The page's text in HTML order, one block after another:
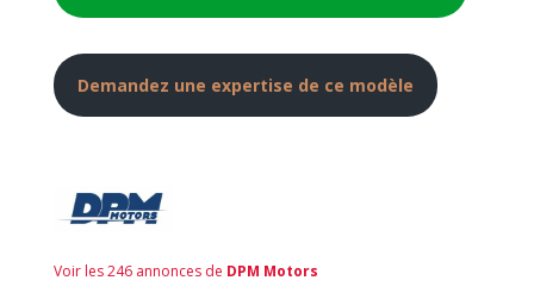
Demandez une expertise de ce modèle
Voir les 246 annonces de DPM Motors